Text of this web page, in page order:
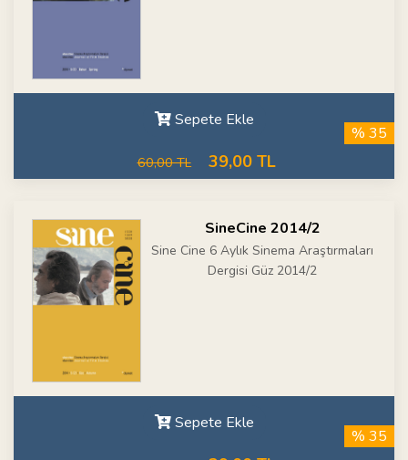
Sepete Ekle
60,00 TL 39,00 TL
% 35
SineCine 2014/2
Sine Cine 6 Aylık Sinema Araştırmaları
Dergisi Güz 2014/2
Sepete Ekle
% 35